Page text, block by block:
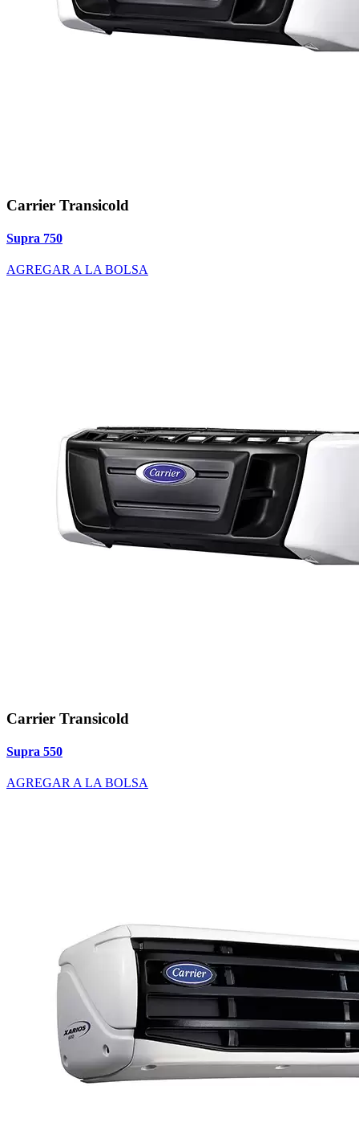
Carrier Transicold
Supra 750
AGREGAR A LA BOLSA
Carrier Transicold
Supra 550
AGREGAR A LA BOLSA